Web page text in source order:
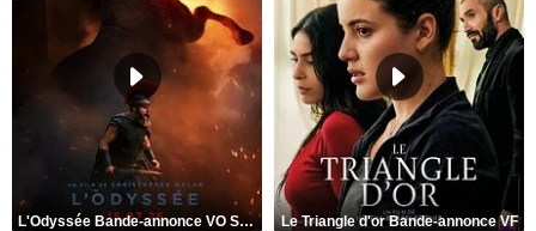
L'Odyssée Bande-annonce VO STFR Le Triangle d'or Bande-annonce VF